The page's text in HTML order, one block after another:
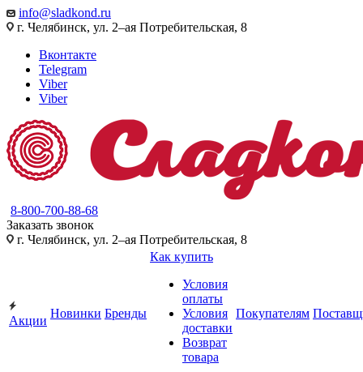
info@sladkond.ru
г. Челябинск, ул. 2–ая Потребительская, 8
Вконтакте
Telegram
Viber
Viber
8-800-700-88-68
Заказать звонок
г. Челябинск, ул. 2–ая Потребительская, 8
Акции
Новинки Бренды
Как купить
Условия
оплаты
Условия
доставки
Возврат
товара
Покупателям